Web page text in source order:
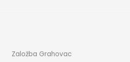
Založba Grahovac